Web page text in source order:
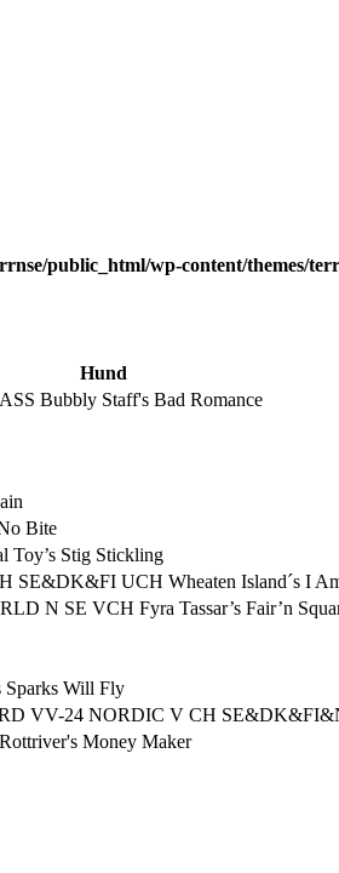
public_html/wp-content/themes/
Hund
Bubbly Staff's Bad Romance
Bite
Stig Stickling
UCH Wheaten Island´s I
N SE VCH Fyra Tassar’s Fair’n
Will Fly
VV-24 NORDIC V CH
Money Maker